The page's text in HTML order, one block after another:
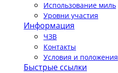
Использование миль
Уровни участия
Информация
ЧЗВ
Контакты
Условия и положения
Быстрые ссылки